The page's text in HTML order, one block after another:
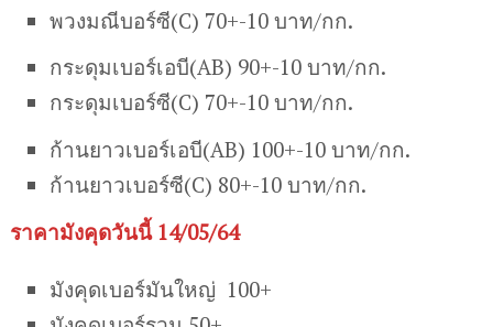
พวงมณีบอร์ซี(C) 70+-10 บาท/กก.
กระดุมเบอร์เอบี(AB) 90+-10 บาท/กก.
กระดุมเบอร์ซี(C) 70+-10 บาท/กก.
ก้านยาวเบอร์เอบี(AB) 100+-10 บาท/กก.
ก้านยาวเบอร์ซี(C) 80+-10 บาท/กก.
ราคามังคุดวันนี้ 14/05/64
มังคุดเบอร์มันใหญ่ 100+